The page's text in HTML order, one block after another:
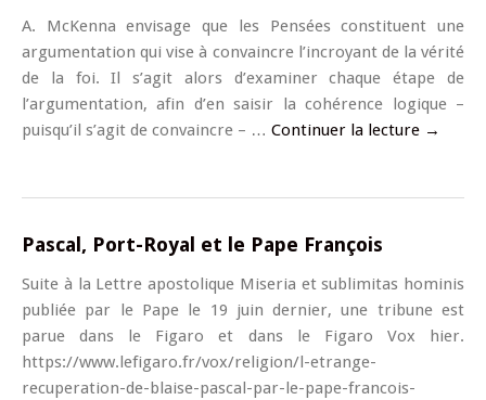
A. McKenna envisage que les Pensées constituent une
argumentation qui vise à convaincre l’incroyant de la vérité
de la foi. Il s’agit alors d’examiner chaque étape de
l’argumentation, afin d’en saisir la cohérence logique –
puisqu’il s’agit de convaincre – … Continuer la lecture →
Pascal, Port-Royal et le Pape François
Suite à la Lettre apostolique Miseria et sublimitas hominis
publiée par le Pape le 19 juin dernier, une tribune est
parue dans le Figaro et dans le Figaro Vox hier.
https://www.lefigaro.fr/vox/religion/l-etrange-
recuperation-de-blaise-pascal-par-le-pape-francois-